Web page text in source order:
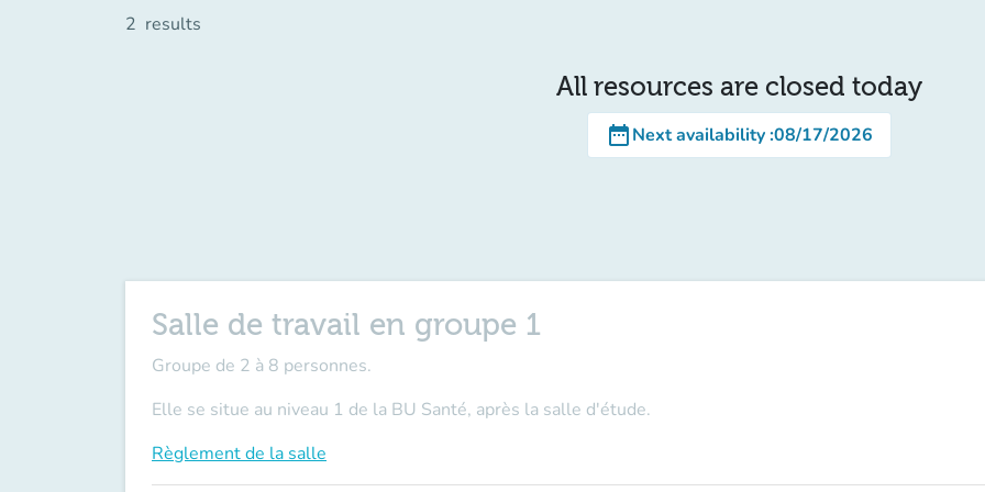
2 results
All resources are closed today
date_rangeNext availability:08/17/2026
Salle de travail en groupe 1
Groupe de 2 à 8 personnes.
Elle se situe au niveau 1 de la BU Santé, après la salle d'étude.
Règlement de la salle